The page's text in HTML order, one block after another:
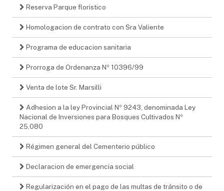
Reserva Parque floristico
Homologacion de contrato con Sra Valiente
Programa de educacion sanitaria
Prorroga de Ordenanza Nº 10396/99
Venta de lote Sr. Marsilli
Adhesion a la ley Provincial Nº 9243, denominada Ley
Nacional de Inversiones para Bosques Cultivados Nº
25.080
Régimen general del Cementerio público
Declaracion de emergencia social
Regularización en el pago de las multas de tránsito o de